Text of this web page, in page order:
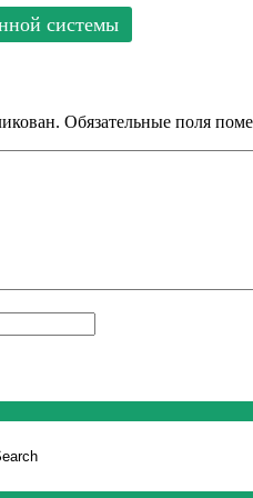
системы
Обязательные поля